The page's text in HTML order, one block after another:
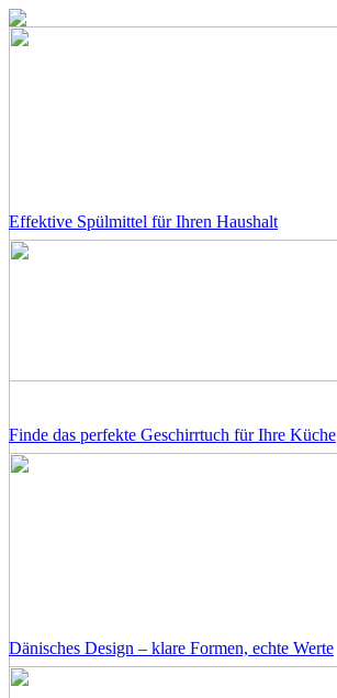
Effektive Spülmittel für Ihren Haushalt
Finde das perfekte Geschirrtuch für Ihre Küche
Dänisches Design – klare Formen, echte Werte